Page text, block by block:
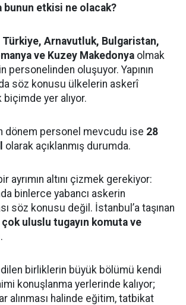
bunun etkisi ne olacak?
Türkiye, Arnavutluk, Bulgaristan,
ve Kuzey Makedonya olmak
personelinden oluşuyor. Yapının
söz konusu ülkelerin askerî
yer alıyor.
dönem personel mevcudu ise 28
olarak açıklanmış durumda.
ayrımın altını çizmek gerekiyor:
binlerce yabancı askerin
söz konusu değil. İstanbul’a taşınan
çok uluslu tugayın komuta ve
.
birliklerin büyük bölümü kendi
konuşlanma yerlerinde kalıyor;
alınması halinde eğitim, tatbikat